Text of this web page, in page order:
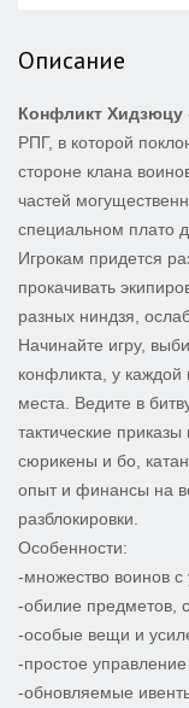
Описание
Конфликт Хидзюцу
РПГ, в которой
стороне клана
частей
специальном плато
Игрокам придется
прокачивать
разных ниндзя,
Начинайте игру,
конфликта, у
места. Ведите в
тактические
сюрикены и бо,
опыт и финансы на
разблокировки.
Особенности:
-множество воинов
-обилие предметов,
-особые вещи и
-простое
-обновляемые